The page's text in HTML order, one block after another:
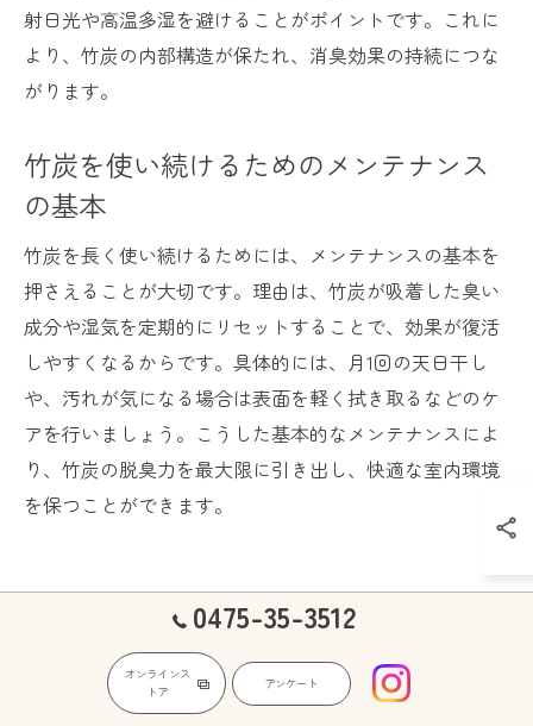
射日光や高温多湿を避けることがポイントです。これに
より、竹炭の内部構造が保たれ、消臭効果の持続につな
がります。
竹炭を使い続けるためのメンテナンス
の基本
竹炭を長く使い続けるためには、メンテナンスの基本を
押さえることが大切です。理由は、竹炭が吸着した臭い
成分や湿気を定期的にリセットすることで、効果が復活
しやすくなるからです。具体的には、月1回の天日干し
や、汚れが気になる場合は表面を軽く拭き取るなどのケ
アを行いましょう。こうした基本的なメンテナンスによ
り、竹炭の脱臭力を最大限に引き出し、快適な室内環境
を保つことができます。
効果が薄れた竹炭の見極めと再利
用アイデア
0475-35-3512
オンラインス
トア
アンケート